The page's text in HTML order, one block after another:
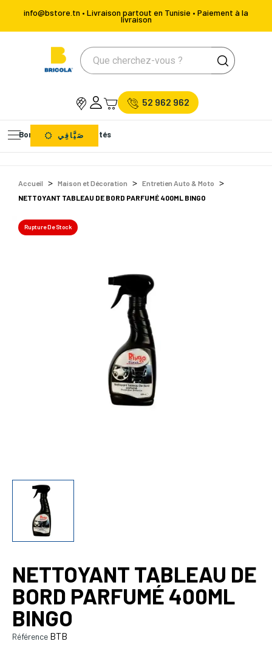
info@bstore.tn • Livraison partout en Tunisie • Paiement à la
livraison
52 962 962
Bons Plans Nouveautés
صَيَّافِي
Accueil Maison et Décoration
Entretien Auto & Moto
NETTOYANT TABLEAU DE BORD PARFUMÉ 400ML BINGO
Rupture De Stock
NETTOYANT TABLEAU DE
BORD PARFUMÉ 400ML
BINGO
Référence BTB